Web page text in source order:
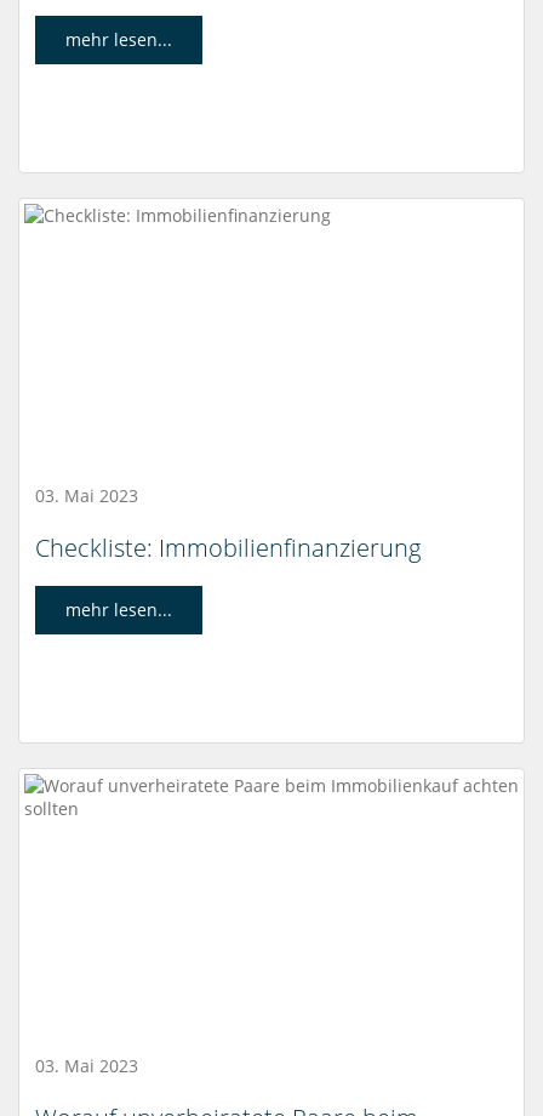
mehr lesen...
03. Mai 2023
Checkliste: Immobilienfinanzierung
mehr lesen...
03. Mai 2023